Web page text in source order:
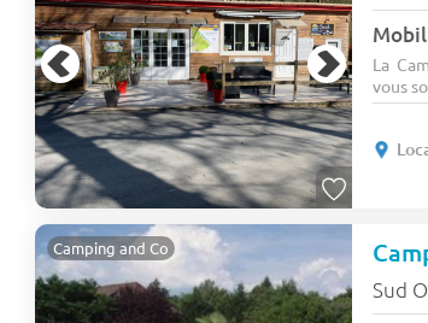
La
vous
Camping and Co
Sud